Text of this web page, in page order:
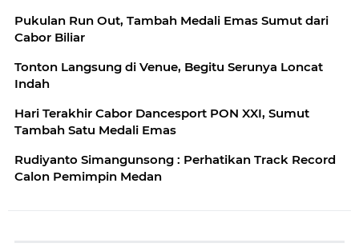
Pukulan Run Out, Tambah Medali Emas Sumut dari
Cabor Biliar
Tonton Langsung di Venue, Begitu Serunya Loncat
Indah
Hari Terakhir Cabor Dancesport PON XXI, Sumut
Tambah Satu Medali Emas
Rudiyanto Simangunsong : Perhatikan Track Record
Calon Pemimpin Medan